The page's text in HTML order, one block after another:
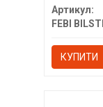
Артикул:
FEBI
КУПИТИ